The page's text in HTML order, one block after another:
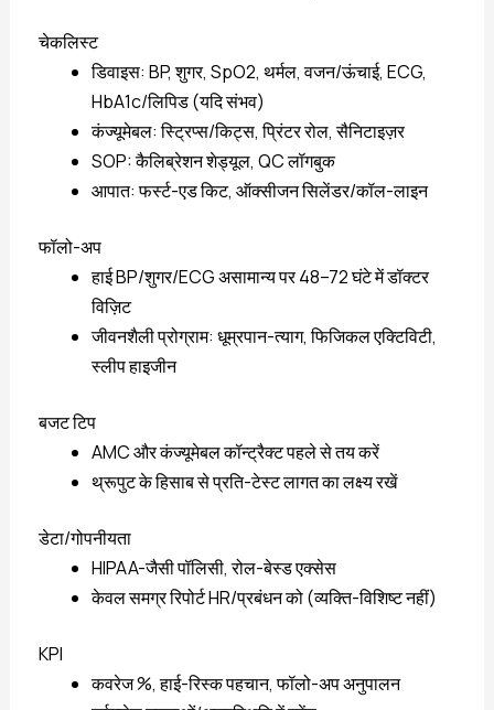
चेकलिस्ट
डिवाइस: BP, शुगर, SpO2, थर्मल, वजन/ऊंचाई, ECG,
HbA1c/लिपिड (यदि संभव)
कंज्यूमेबल: स्ट्रिप्स/किट्स, प्रिंटर रोल, सैनिटाइज़र
SOP: कैलिब्रेशन शेड्यूल, QC लॉगबुक
आपात: फर्स्ट-एड किट, ऑक्सीजन सिलेंडर/कॉल-लाइन
फॉलो-अप
हाई BP/शुगर/ECG असामान्य पर 48–72 घंटे में डॉक्टर
विज़िट
जीवनशैली प्रोग्राम: धूम्रपान-त्याग, फिजिकल एक्टिविटी,
स्लीप हाइजीन
बजट टिप
AMC और कंज्यूमेबल कॉन्ट्रैक्ट पहले से तय करें
थ्रूपुट के हिसाब से प्रति-टेस्ट लागत का लक्ष्य रखें
डेटा/गोपनीयता
HIPAA-जैसी पॉलिसी, रोल-बेस्ड एक्सेस
केवल समग्र रिपोर्ट HR/प्रबंधन को (व्यक्ति-विशिष्ट नहीं)
KPI
कवरेज %, हाई-रिस्क पहचान, फॉलो-अप अनुपालन